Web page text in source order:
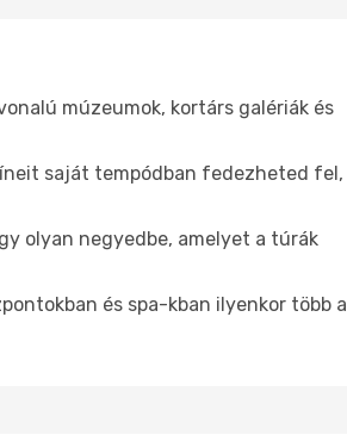
múzeumok, kortárs galériák és
saját tempódban fedezheted fel,
olyan negyedbe, amelyet a túrák
és spa-kban ilyenkor több a